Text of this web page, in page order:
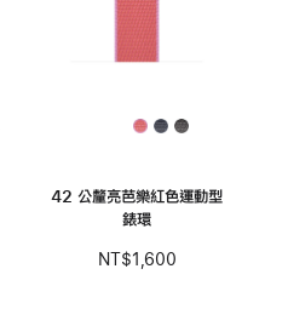
42 公釐亮芭樂紅色運動型
錶環
NT$1,600